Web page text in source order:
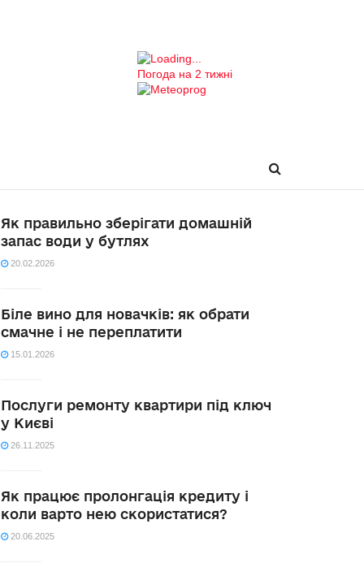
Погода на 2 тижні
Як правильно зберігати домашній
запас води у бутлях
20.02.2026
Біле вино для новачків: як обрати
смачне і не переплатити
15.01.2026
Послуги ремонту квартири під ключ
у Києві
26.11.2025
Як працює пролонгація кредиту і
коли варто нею скористатися?
20.06.2025